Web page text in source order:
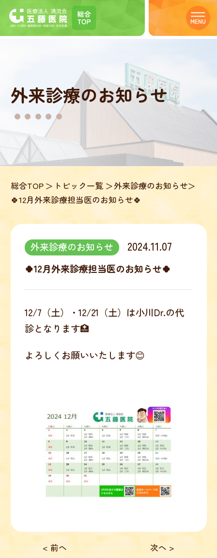
MENU
外来診療のお知らせ
総合TOP トピック一覧
外来診療のお知らせ
🍀12月外来診療担当医のお知らせ🍀
外来診療のお知らせ 2024.11.07
🍀12月外来診療担当医のお知らせ🍀
12/7（土）・12/21（土）は小川Dr.の代
診となります🏥
よろしくお願いいたします😊
< 前へ 次へ >